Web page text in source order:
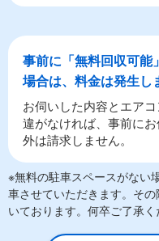
事前に「無料回収可能
場合は、料金は発生し
お伺いした内容とエア
違がなければ、事前に
外は請求しません。
※無料の駐車スペースがない
車させていただきます。そ
いております。何卒ご了承く